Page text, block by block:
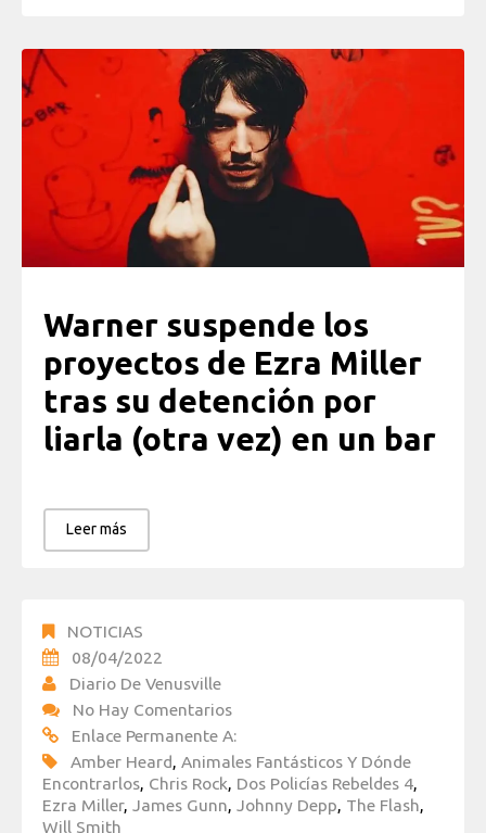
Warner suspende los
proyectos de Ezra Miller
tras su detención por
liarla (otra vez) en un bar
Leer más
NOTICIAS
08/04/2022
Diario De Venusville
No Hay Comentarios
Enlace Permanente A:
Amber Heard, Animales Fantásticos Y Dónde
Encontrarlos, Chris Rock, Dos Policías Rebeldes 4,
Ezra Miller, James Gunn, Johnny Depp, The Flash,
Will Smith